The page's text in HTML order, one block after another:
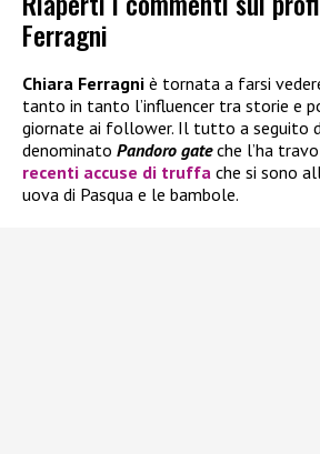
Ferragni
Chiara Ferragni è tornata a farsi
tanto in tanto l’influencer tra storie e
giornate ai follower. Il tutto a seguito
denominato Pandoro gateche l’ha
recenti accuse di truffa che si sono
uova di Pasqua e le bambole.